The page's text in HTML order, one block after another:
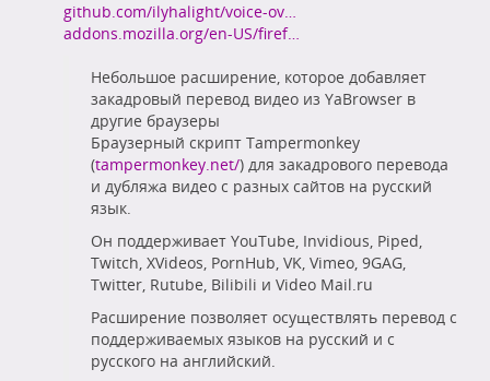
github.com/ilyhalight/voice-ov…
addons.mozilla.org/en-US/firef…
Небольшое расширение, которое добавляет
закадровый перевод видео из YaBrowser в
другие браузеры
Браузерный скрипт Tampermonkey
(tampermonkey.net/) для закадрового перевода
и дубляжа видео с разных сайтов на русский
язык.
Он поддерживает YouTube, Invidious, Piped,
Twitch, XVideos, PornHub, VK, Vimeo, 9GAG,
Twitter, Rutube, Bilibili и Video Mail.ru
Расширение позволяет осуществлять перевод с
поддерживаемых языков на русский и с
русского на английский.